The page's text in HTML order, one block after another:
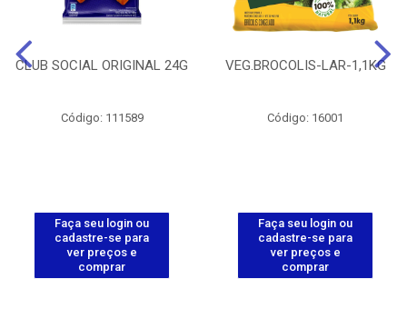
CLUB SOCIAL ORIGINAL 24G
Código: 111589
Faça seu login ou
cadastre-se para
ver preços e
comprar
VEG.BROCOLIS-LAR-1,1KG
Código: 16001
Faça seu login ou
cadastre-se para
ver preços e
comprar